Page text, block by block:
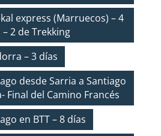
express (Marruecos) – 4
– 2 de Trekking
– 3 días
desde Sarria a Santiago
Final del Camino Francés
en BTT – 8 días